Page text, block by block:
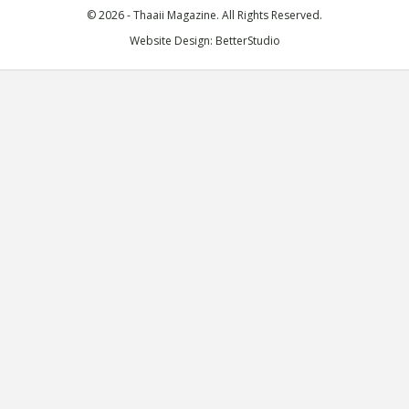
© 2026 - Thaaii Magazine. All Rights Reserved.
Website Design: BetterStudio